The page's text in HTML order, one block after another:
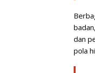
dan
pola